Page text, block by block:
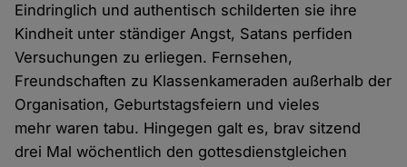
Eindringlich und authentisch schilderten sie ihre
Kindheit unter ständiger Angst, Satans perfiden
Versuchungen zu erliegen. Fernsehen,
Freundschaften zu Klassenkameraden außerhalb der
Organisation, Geburtstagsfeiern und vieles
mehr waren tabu. Hingegen galt es, brav sitzend
drei Mal wöchentlich den gottesdienstgleichen